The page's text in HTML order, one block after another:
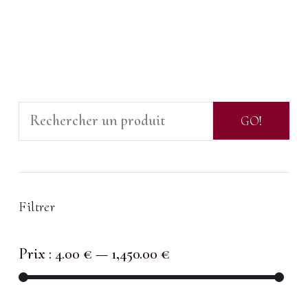
Search
for:
GO!
Filtrer
Prix : 4.00 € — 1,450.00 €